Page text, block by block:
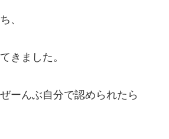
、
きました。
ーんぶ自分で認められたら